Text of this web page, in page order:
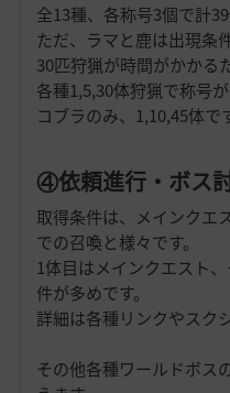
全13種、各称号3個で計
ただ、ラマと鹿は出現条
30匹狩猟が時間がかかる
各種1,5,30体狩猟で称号
コブラのみ、1,10,45体です
④依頼進行・ボス
取得条件は、メインクエ
での召喚と様々です。
1体目はメインクエスト
件が多めです。
詳細は各種リンクやスク
その他各種ワールドボス